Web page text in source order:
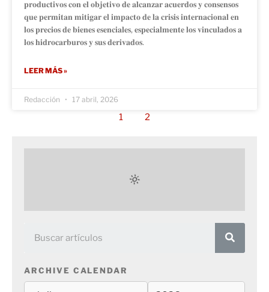
𝐩𝐫𝐨𝐝𝐮𝐜𝐭𝐢𝐯𝐨𝐬 𝐜𝐨𝐧 𝐞𝐥 𝐨𝐛𝐣𝐞𝐭𝐢𝐯𝐨 𝐝𝐞 𝐚𝐥𝐜𝐚𝐧𝐳𝐚𝐫 𝐚𝐜𝐮𝐞𝐫𝐝𝐨𝐬 𝐲 𝐜𝐨𝐧𝐬𝐞𝐧𝐬𝐨𝐬
𝐪𝐮𝐞 𝐩𝐞𝐫𝐦𝐢𝐭𝐚𝐧 𝐦𝐢𝐭𝐢𝐠𝐚𝐫 𝐞𝐥 𝐢𝐦𝐩𝐚𝐜𝐭𝐨 𝐝𝐞 𝐥𝐚 𝐜𝐫𝐢𝐬𝐢𝐬 𝐢𝐧𝐭𝐞𝐫𝐧𝐚𝐜𝐢𝐨𝐧𝐚𝐥 𝐞𝐧
𝐥𝐨𝐬 𝐩𝐫𝐞𝐜𝐢𝐨𝐬 𝐝𝐞 𝐛𝐢𝐞𝐧𝐞𝐬 𝐞𝐬𝐞𝐧𝐜𝐢𝐚𝐥𝐞𝐬, 𝐞𝐬𝐩𝐞𝐜𝐢𝐚𝐥𝐦𝐞𝐧𝐭𝐞 𝐥𝐨𝐬 𝐯𝐢𝐧𝐜𝐮𝐥𝐚𝐝𝐨𝐬 𝐚
𝐥𝐨𝐬 𝐡𝐢𝐝𝐫𝐨𝐜𝐚𝐫𝐛𝐮𝐫𝐨𝐬 𝐲 𝐬𝐮𝐬 𝐝𝐞𝐫𝐢𝐯𝐚𝐝𝐨𝐬.
LEER MÁS »
Redacción 17 abril, 2026
1 2
ARCHIVE CALENDAR